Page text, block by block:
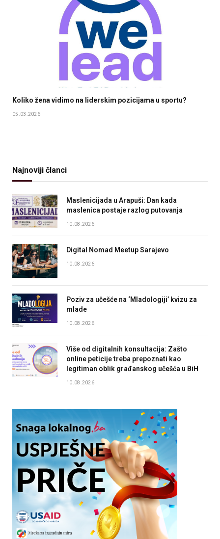
Koliko žena vidimo na liderskim pozicijama u sportu?
05.03.2026
Najnoviji članci
Maslenicijada u Arapuši: Dan kada
maslenica postaje razlog putovanja
10.08.2026
Digital Nomad Meetup Sarajevo
10.08.2026
Poziv za učešće na ‘Mladologiji’ kvizu za
mlade
10.08.2026
Više od digitalnih konsultacija: Zašto
online peticije treba prepoznati kao
legitiman oblik građanskog učešća u BiH
10.08.2026